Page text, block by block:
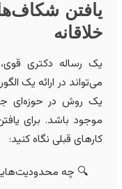
شکاف‌های
رساله دکتری قوی، باید
در ارائه یک
روش در حوزه‌ای جدید،
باشد. برای یافتن
قبلی نگاه کنید:
چه محدودیت‌هایی